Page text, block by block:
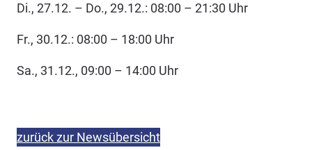
Di., 27.12. – Do., 29.12.: 08:00 – 21:30 Uhr
Fr., 30.12.: 08:00 – 18:00 Uhr
Sa., 31.12., 09:00 – 14:00 Uhr
zurück zur Newsübersicht